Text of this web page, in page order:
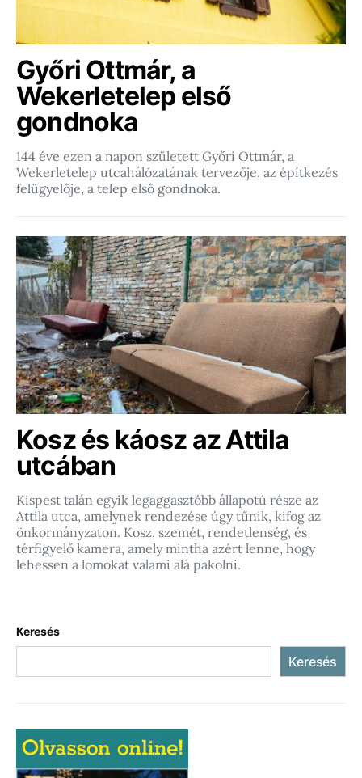
Győri Ottmár, a
Wekerletelep első
gondnoka
144 éve ezen a napon született Győri Ottmár, a
Wekerletelep utcahálózatának tervezője, az építkezés
felügyelője, a telep első gondnoka.
Kosz és káosz az Attila
utcában
Kispest talán egyik legaggasztóbb állapotú része az
Attila utca, amelynek rendezése úgy tűnik, kifog az
önkormányzaton. Kosz, szemét, rendetlenség, és
térfigyelő kamera, amely mintha azért lenne, hogy
lehessen a lomokat valami alá pakolni.
Keresés
Keresés